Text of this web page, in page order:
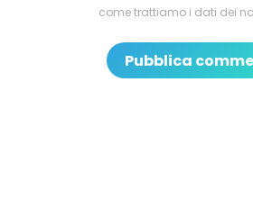
come trattiamo i dati dei